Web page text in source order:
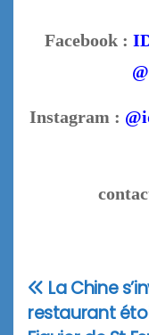
Facebook :
Instagram :
La Chine
restaurant